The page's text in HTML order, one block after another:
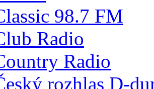
98.7 FM
Radio
Radio
rozhlas D-